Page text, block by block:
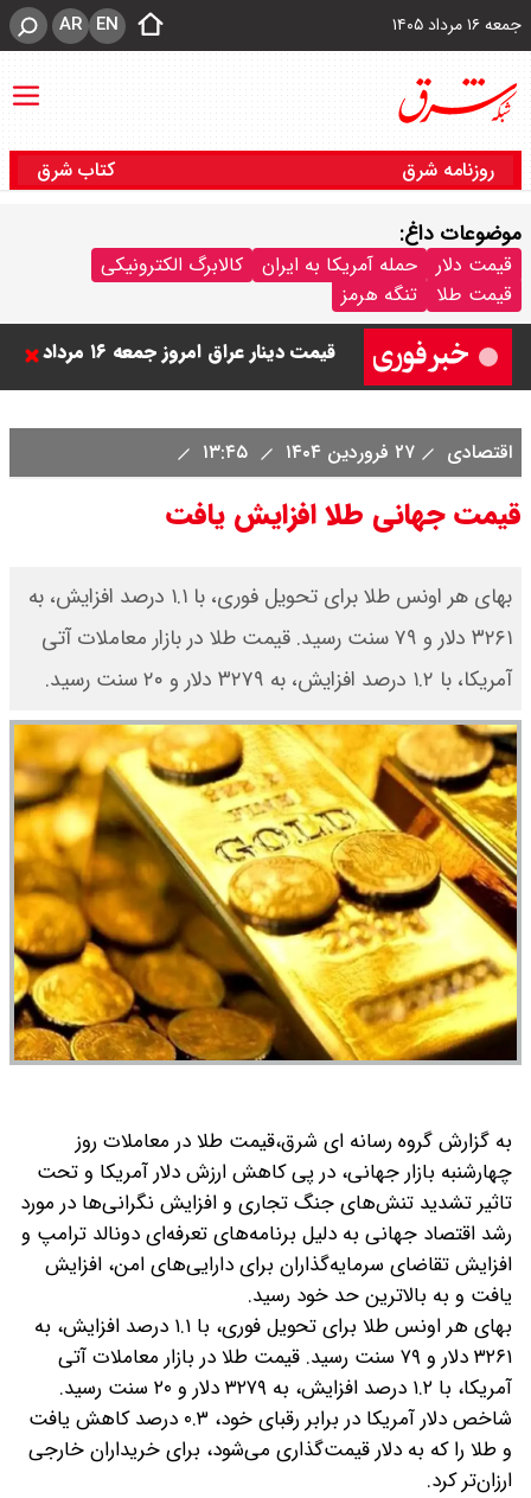
جمعه ۱۶ مرداد ۱۴۰۵ EN
AR
روزنامه شرق کتاب شرق
موضوعات داغ:
قیمت دلار حمله آمریکا به ایران
کالابرگ الکترونیکی
قیمت طلا
تنگه هرمز
قیمت دینار عراق امروز جمعه ۱۶ مرداد
قیمت سکه امامی امروز جمعه ۱۶ مرداد
۱۴۰۵ اعلام شد/ کاهش قیمت سکه
۱۴۰۵/ صعود طلا ادامه‌دار شد
قیمت طلا ۱۸ عیار امروز جمعه ۱۶ مرداد
۱۴۰۵ اعلام شد/ طلا بر مدار صعود
قیمت نفت امروز جمعه ۱۶ مرداد ۱۴۰۵
/ نفت صعودی شد + جدول
اقتصادی ۲۷ فروردین ۱۴۰۴
قیمت جهانی طلا افزایش یافت
بهای هر اونس طلا برای تحویل فوری، با ۱.۱ درصد افزایش، به
۳۲۶۱ دلار و ۷۹ سنت رسید. قیمت طلا در بازار معاملات آتی
آمریکا، با ۱.۲ درصد افزایش، به ۳۲۷۹ دلار و ۲۰ سنت رسید.
به گزارش گروه رسانه ای شرق،قیمت طلا در معاملات روز
چهارشنبه بازار جهانی، در پی کاهش ارزش دلار آمریکا و تحت
تاثیر تشدید تنش‌های جنگ تجاری و افزایش نگرانی‌ها در مورد
رشد اقتصاد جهانی به دلیل برنامه‌های تعرفه‌ای دونالد ترامپ و
افزایش تقاضای سرمایه‌گذاران برای دارایی‌های امن، افزایش
یافت و به بالاترین حد خود رسید.
بهای هر اونس طلا برای تحویل فوری، با ۱.۱ درصد افزایش، به
۳۲۶۱ دلار و ۷۹ سنت رسید. قیمت طلا در بازار معاملات آتی
آمریکا، با ۱.۲ درصد افزایش، به ۳۲۷۹ دلار و ۲۰ سنت رسید.
شاخص دلار آمریکا در برابر رقبای خود، ۰.۳ درصد کاهش یافت
و طلا را که به دلار قیمت‌گذاری می‌شود، برای خریداران خارجی
ارزان‌تر کرد.